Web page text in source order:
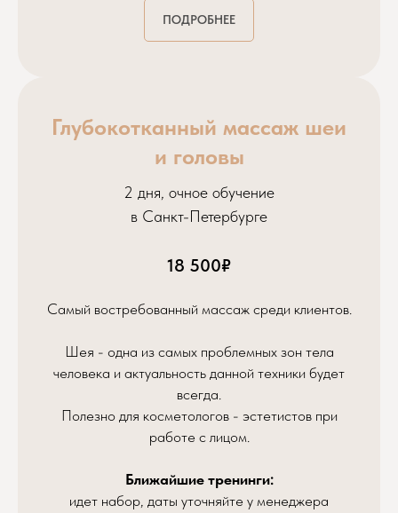
ПОДРОБНЕЕ
Глубокотканный массаж шеи
и головы
2 дня, очное обучение
в Санкт-Петербурге
18 500₽
Самый востребованный массаж среди клиентов.
Шея - одна из самых проблемных зон тела
человека и актуальность данной техники будет
всегда.
Полезно для косметологов - эстетистов при
работе с лицом.
Ближайшие тренинги:
идет набор, даты уточняйте у менеджера